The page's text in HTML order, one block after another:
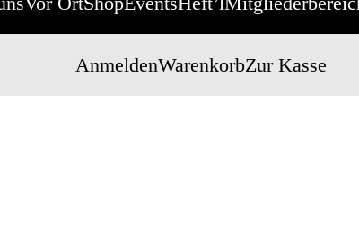
AnmeldenWarenkorbZur Kasse